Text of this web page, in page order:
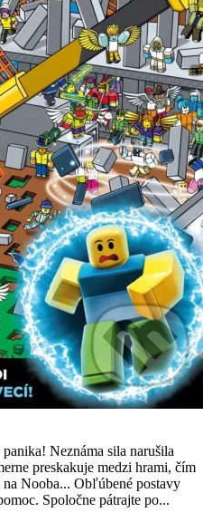
Neznáma sila narušila
preskakuje medzi hrami, čím
na Nooba... Obľúbené postavy
Spoločne pátrajte po...